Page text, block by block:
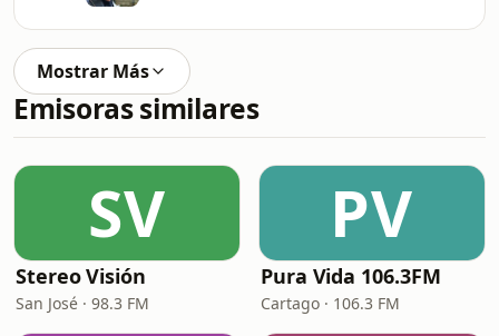
Mostrar Más
Emisoras similares
SV
Stereo Visión
San José · 98.3 FM
PV
Pura Vida 106.3FM
Cartago · 106.3 FM